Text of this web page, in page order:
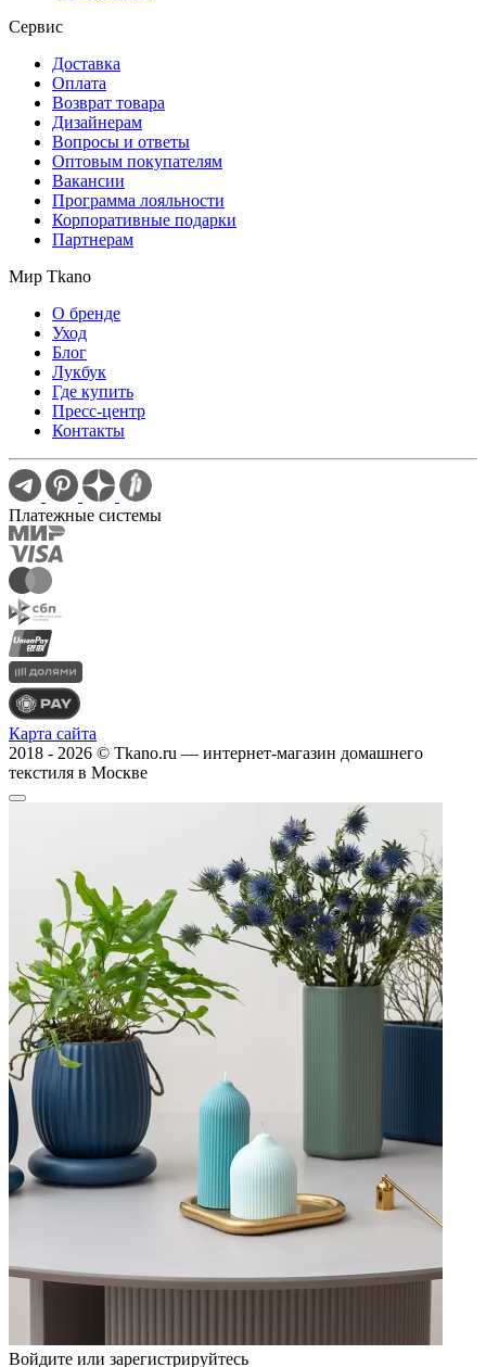
Сервис
Доставка
Оплата
Возврат товара
Дизайнерам
Вопросы и ответы
Оптовым покупателям
Вакансии
Программа лояльности
Корпоративные подарки
Партнерам
Мир Tkano
О бренде
Уход
Блог
Лукбук
Где купить
Пресс-центр
Контакты
Платежные системы
Карта сайта
2018 - 2026 © Tkano.ru — интернет-магазин домашнего
текстиля в Москве
Войдите или зарегистрируйтесь